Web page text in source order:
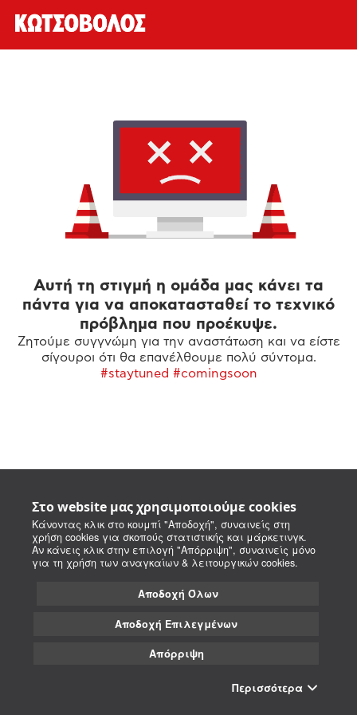
Στο website μας χρησιμοποιούμε cookies
Κάνοντας κλικ στο κουμπί "Αποδοχή", συναινείς στη
χρήση cookies για σκοπούς στατιστικής και μάρκετινγκ.
Αν κάνεις κλικ στην επιλογή "Απόρριψη", συναινείς μόνο
για τη χρήση των αναγκαίων & λειτουργικών cookies.
Αποδοχή Όλων
Αποδοχή Επιλεγμένων
Απόρριψη
Περισσότερα
Αυτή τη στιγμή η ομάδα μας κάνει τα
πάντα για να αποκατασταθεί το τεχνικό
πρόβλημα που προέκυψε.
Ζητούμε συγγνώμη για την αναστάτωση και να είστε
σίγουροι ότι θα επανέλθουμε πολύ σύντομα.
#staytuned #comingsoon